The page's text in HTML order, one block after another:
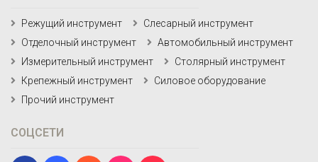
Режущий инструмент
Слесарный инструмент
Отделочный инструмент
Автомобильный инструмент
Измерительный инструмент
Столярный инструмент
Крепежный инструмент
Силовое оборудование
Прочий инструмент
СОЦСЕТИ